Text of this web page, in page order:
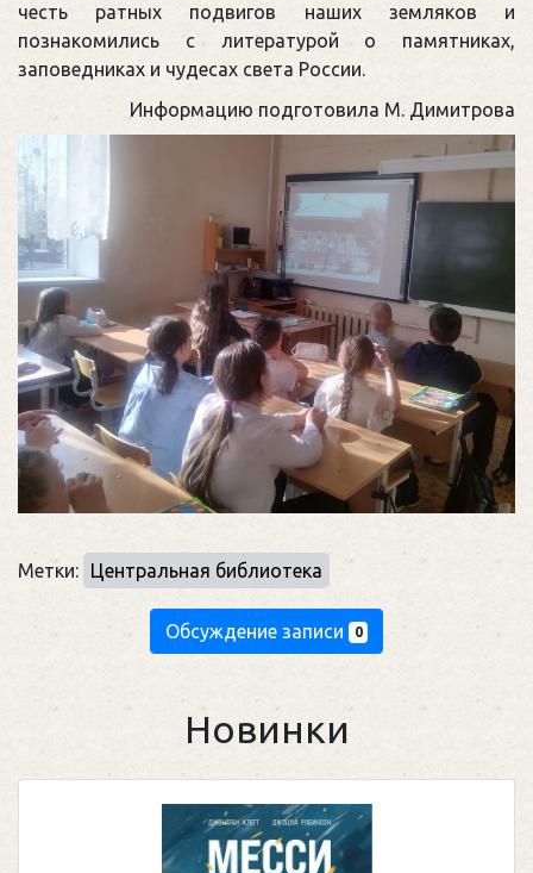
честь ратных подвигов наших земляков и
познакомились с литературой о памятниках,
заповедниках и чудесах света России.
Информацию подготовила М. Димитрова
Метки: Центральная библиотека
Обсуждение записи 0
Новинки